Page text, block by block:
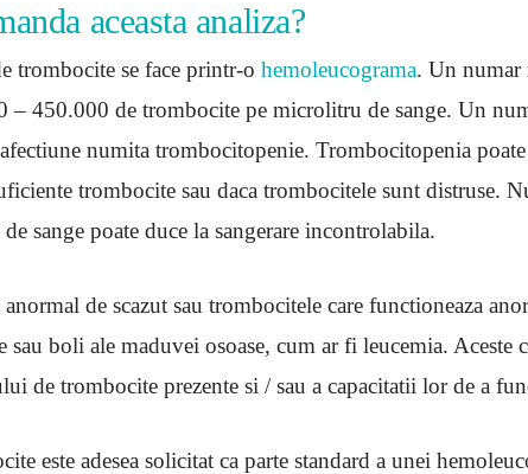
aceasta analiza?
trombocite se face printr-o hemoleucograma. Un numar
– 450.000 de trombocite pe microlitru de sange. Un
numita trombocitopenie. Trombocitopenia poate
trombocite sau daca trombocitele sunt distruse.
sange poate duce la sangerare incontrolabila.
de scazut sau trombocitele care functioneaza
sau boli ale maduvei osoase, cum ar fi leucemia. Aceste
de trombocite prezente si / sau a capacitatii lor de a
este adesea solicitat ca parte standard a unei